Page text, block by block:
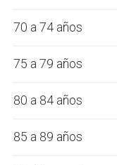
70 a 74 años
75 a 79 años
80 a 84 años
85 a 89 años